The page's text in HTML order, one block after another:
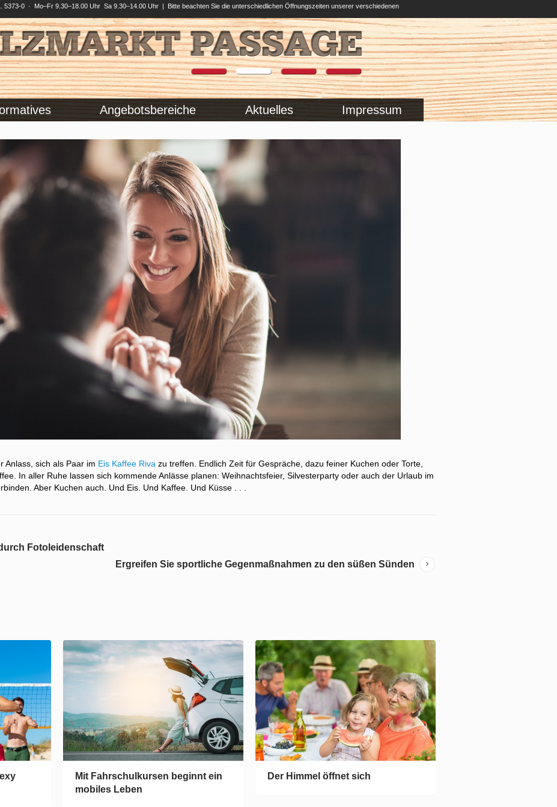
0 · Mo–Fr 9.30–18.00 Uhr Sa 9.30–14.00 Uhr | Bitte beachten Sie die unterschiedlichen Öffnungszeiten unserer verschiedenen
Angebotsbereiche Aktuelles Impressum
Anlass, sich als Paar im Eis Kaffee Riva zu treffen. Endlich Zeit für Gespräche, dazu feiner Kuchen oder Torte,
In aller Ruhe lassen sich kommende Anlässe planen: Weihnachtsfeier, Silvesterparty oder auch der Urlaub im
Aber Kuchen auch. Und Eis. Und Kaffee. Und Küsse . . .
Fotoleidenschaft
Ergreifen Sie sportliche Gegenmaßnahmen zu den süßen Sünden
Mit Fahrschulkursen beginnt ein
mobiles Leben
Der Himmel öffnet sich